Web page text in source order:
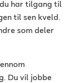
har tilgang til
til sen kveld.
som deler
Du vil jobbe